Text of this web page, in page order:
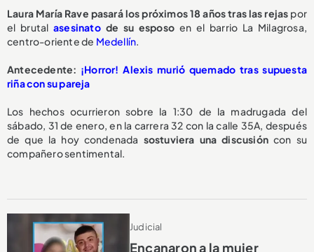
Laura María Rave pasará lospróximos 18 añostras las rejas por
el brutalasesinatode su esposo en el barrio La Milagrosa,
centro-oriente de Medellín.
Antecedente: ¡Horror! Alexis murió quemado tras supuesta
riña con su pareja
Los hechos ocurrieron sobre la 1:30 de la madrugada del
sábado, 31 de enero, en la carrera 32 con la calle 35A, después
de que la hoy condenada sostuviera una discusión con su
compañero sentimental.
Judicial
Encanaron a la mujer